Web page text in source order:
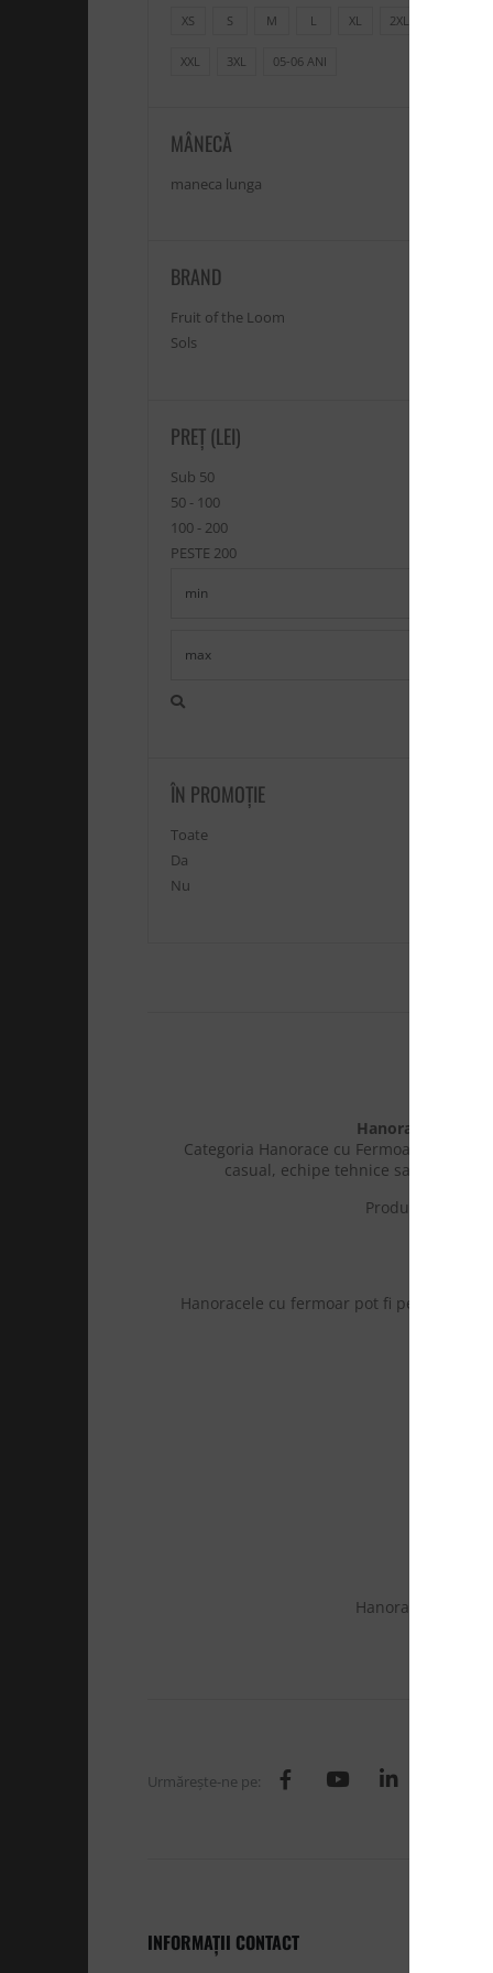
XS S M L XL 2XL
XXL 3XL 05-06 ANI
MÂNECĂ
maneca lunga
BRAND
Fruit of the Loom
Sols
PREȚ (LEI)
Sub 50
50 - 100
100 - 200
PESTE 200
ÎN PROMOŢIE
Toate
Da
Nu
Hanorace cu
Categoria Hanorace cu Fermoar de la
casual, echipe tehnice sau
Produsele sunt
Hanoracele cu fermoar pot fi
solutii
Hanoracele cu
Urmăreşte-ne pe:
INFORMAŢII CONTACT